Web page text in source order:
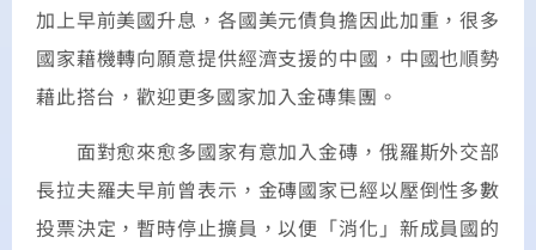
加上早前美國升息，各國美元債負擔因此加重，很多
國家藉機轉向願意提供經濟支援的中國，中國也順勢
藉此搭台，歡迎更多國家加入金磚集團。
面對愈來愈多國家有意加入金磚，俄羅斯外交部
長拉夫羅夫早前曾表示，金磚國家已經以壓倒性多數
投票決定，暫時停止擴員，以便「消化」新成員國的